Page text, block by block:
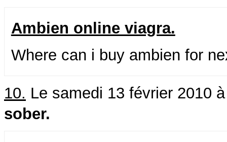
Ambien online viagra.
Where can i buy ambien for
10. Le samedi 13 février 2010
sober.